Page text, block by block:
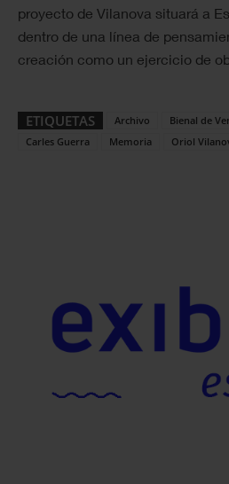
proyecto de Vilanova situará a
dentro de una línea de
creación como un ejercicio de
ETIQUETAS Archivo Bienal de
Carles Guerra
Memoria Oriol